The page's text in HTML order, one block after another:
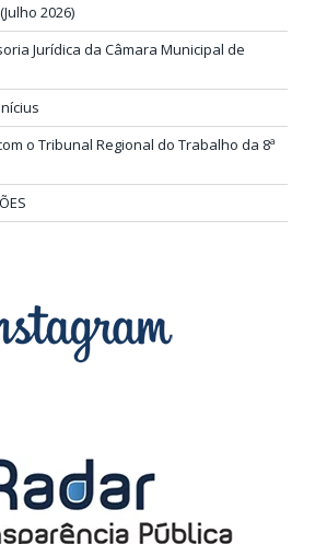
2026)
Jurídica da Câmara Municipal de
o Tribunal Regional do Trabalho da 8ª